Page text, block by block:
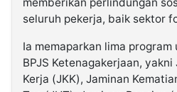
memberikan perlindungan
seluruh pekerja, baik sektor
Ia memaparkan lima
BPJS Ketenagakerjaan,
Kerja (JKK), Jaminan